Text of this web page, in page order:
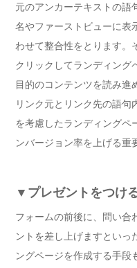
元のアンカーテキストの語
名やファーストビューに表
わせて整合性をとります。
クリックしてランディング
目的のコンテンツを読み進
リンク元とリンク先の語句
を考慮したランディングペ
ンバージョン率を上げる重
▼プレゼントをつけ
フォームの前後に、問い合
ントを差し上げますといっ
ングページを作成する手段